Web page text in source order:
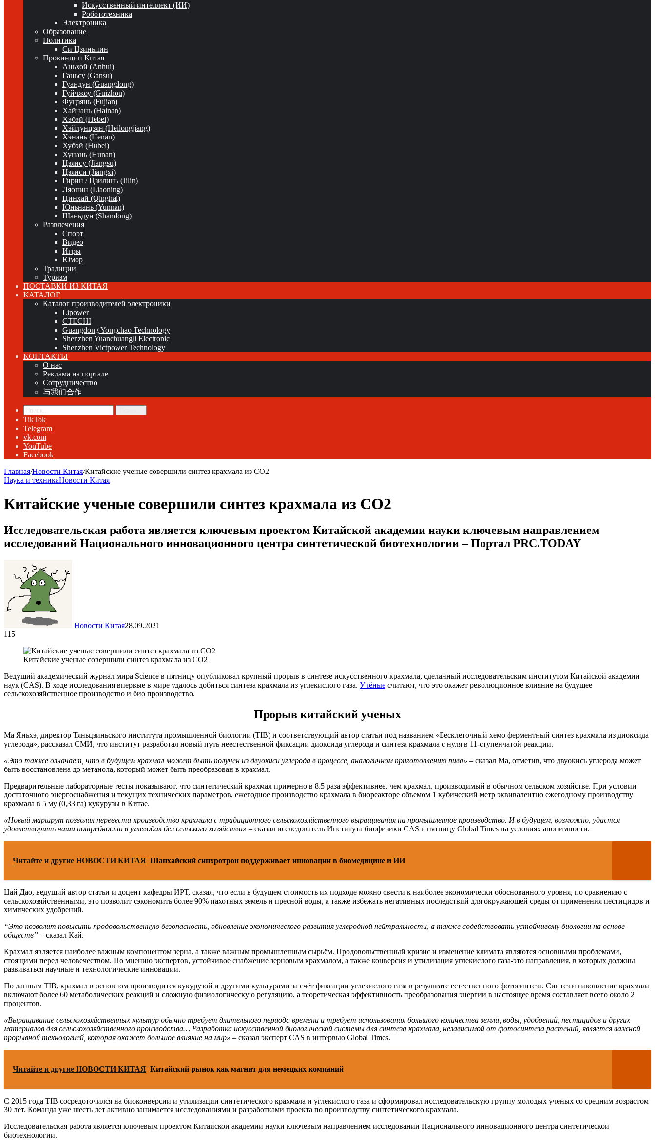
Искусственный интеллект (ИИ)
Робототехника
Электроника
Образование
Политика
Си Цзиньпин
Провинции Китая
Аньхой (Anhui)
Ганьсу (Gansu)
Гуандун (Guangdong)
Гуйчжоу (Guizhou)
Фуцзянь (Fujian)
Хайнань (Hainan)
Хэбэй (Hebei)
Хэйлунцзян (Heilongjiang)
Хэнань (Henan)
Хубэй (Hubei)
Хунань (Hunan)
Цзянсу (Jiangsu)
Цзянси (Jiangxi)
Гирин / Цзилинь (Jilin)
Ляонин (Liaoning)
Цинхай (Qinghai)
Юньнань (Yunnan)
Шаньдун (Shandong)
Развлечения
Спорт
Видео
Игры
Юмор
Традиции
Туризм
ПОСТАВКИ ИЗ КИТАЯ
КАТАЛОГ
Каталог производителей электроники
Lipower
CTECHI
Guangdong Yongchao Technology
Shenzhen Yuanchuangli Electronic
Shenzhen Victpower Technology
КОНТАКТЫ
О нас
Реклама на портале
Сотрудничество
与我们合作
TikTok
Telegram
vk.com
YouTube
Facebook
Главная/Новости Китая/Китайские ученые совершили синтез крахмала из CO2
Наука и техникаНовости Китая
Китайские ученые совершили синтез крахмала из CO2
Исследовательская работа является ключевым проектом Китайской академии науки ключевым направлением
исследований Национального инновационного центра синтетической биотехнологии – Портал PRC.TODAY
Новости Китая28.09.2021
115
Китайские ученые совершили синтез крахмала из CO2
Ведущий академический журнал мира Science в пятницу опубликовал крупный прорыв в синтезе искусственного крахмала, сделанный исследовательским институтом Китайской академии
наук (CAS). В ходе исследования впервые в мире удалось добиться синтеза крахмала из углекислого газа. Учёные считают, что это окажет революционное влияние на будущее
сельскохозяйственное производство и био производство.
Прорыв китайский ученых
Ма Яньхэ, директор Тяньцзиньского института промышленной биологии (TIB) и соответствующий автор статьи под названием «Бесклеточный хемо ферментный синтез крахмала из диоксида
углерода», рассказал СМИ, что институт разработал новый путь неестественной фиксации диоксида углерода и синтеза крахмала с нуля в 11-ступенчатой реакции.
«Это также означает, что в будущем крахмал может быть получен из двуокиси углерода в процессе, аналогичном приготовлению пива» – сказал Ма, отметив, что двуокись углерода может
быть восстановлена до метанола, который может быть преобразован в крахмал.
Предварительные лабораторные тесты показывают, что синтетический крахмал примерно в 8,5 раза эффективнее, чем крахмал, производимый в обычном сельском хозяйстве. При условии
достаточного энергоснабжения и текущих технических параметров, ежегодное производство крахмала в биореакторе объемом 1 кубический метр эквивалентно ежегодному производству
крахмала в 5 му (0,33 га) кукурузы в Китае.
«Новый маршрут позволил перевести производство крахмала с традиционного сельскохозяйственного выращивания на промышленное производство. И в будущем, возможно, удастся
удовлетворить наши потребности в углеводах без сельского хозяйства» – сказал исследователь Института биофизики CAS в пятницу Global Times на условиях анонимности.
Читайте и другие НОВОСТИ КИТАЯ Шанхайский синхротрон поддерживает инновации в биомедицине и ИИ
Цай Дао, ведущий автор статьи и доцент кафедры ИРТ, сказал, что если в будущем стоимость их подходе можно свести к наиболее экономически обоснованного уровня, по сравнению с
сельскохозяйственными, это позволит сэкономить более 90% пахотных земель и пресной воды, а также избежать негативных последствий для окружающей среды от применения пестицидов и
химических удобрений.
“Это позволит повысить продовольственную безопасность, обновление экономического развития углеродной нейтральности, а также содействовать устойчивому биологии на основе
обществ” – сказал Кай.
Крахмал является наиболее важным компонентом зерна, а также важным промышленным сырьём. Продовольственный кризис и изменение климата являются основными проблемами,
стоящими перед человечеством. По мнению экспертов, устойчивое снабжение зерновым крахмалом, а также конверсия и утилизация углекислого газа-это направления, в которых должны
развиваться научные и технологические инновации.
По данным TIB, крахмал в основном производится кукурузой и другими культурами за счёт фиксации углекислого газа в результате естественного фотосинтеза. Синтез и накопление крахмала
включают более 60 метаболических реакций и сложную физиологическую регуляцию, а теоретическая эффективность преобразования энергии в настоящее время составляет всего около 2
процентов.
«Выращивание сельскохозяйственных культур обычно требует длительного периода времени и требует использования большого количества земли, воды, удобрений, пестицидов и других
материалов для сельскохозяйственного производства… Разработка искусственной биологической системы для синтеза крахмала, независимой от фотосинтеза растений, является важной
прорывной технологией, которая окажет большое влияние на мир» – сказал эксперт CAS в интервью Global Times.
Читайте и другие НОВОСТИ КИТАЯ Китайский рынок как магнит для немецких компаний
С 2015 года TIB сосредоточился на биоконверсии и утилизации синтетического крахмала и углекислого газа и сформировал исследовательскую группу молодых ученых со средним возрастом
30 лет. Команда уже шесть лет активно занимается исследованиями и разработками проекта по производству синтетического крахмала.
Исследовательская работа является ключевым проектом Китайской академии науки ключевым направлением исследований Национального инновационного центра синтетической
биотехнологии.